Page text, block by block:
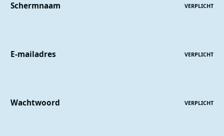
Schermnaam VERPLICHT
E-mailadres VERPLICHT
Wachtwoord VERPLICHT